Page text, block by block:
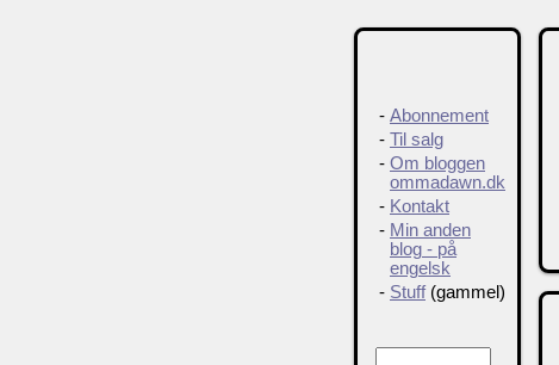
- Abonnement
- Til salg
- Om bloggen
ommadawn.dk
- Kontakt
- Min anden
blog - på
engelsk
- Stuff(gammel)